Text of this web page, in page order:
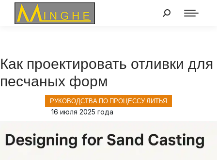
Как проектировать отливки для
песчаных форм
16 июля 2025 года
РУКОВОДСТВА ПО ПРОЦЕССУ ЛИТЬЯ